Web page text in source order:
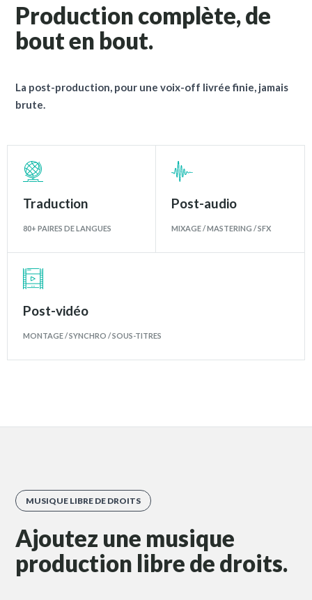
Production complète, de
bout en bout.
La post-production, pour une voix-off livrée finie, jamais
brute.
Traduction
80+ PAIRES DE LANGUES
Post-audio
MIXAGE / MASTERING / SFX
Post-vidéo
MONTAGE / SYNCHRO / SOUS-TITRES
MUSIQUE LIBRE DE DROITS
Ajoutez une musique
production libre de droits.